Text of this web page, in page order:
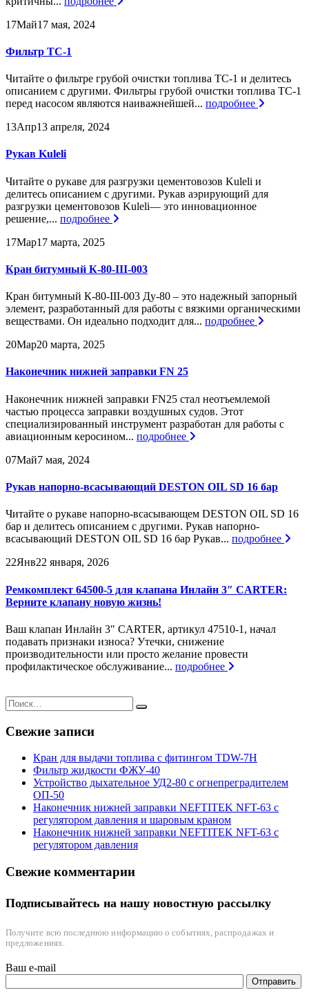
17Май17 мая, 2024
Фильтр ТС-1
Читайте о фильтре грубой очистки топлива ТС-1 и делитесь
описанием с другими. Фильтры грубой очистки топлива ТС-1
перед насосом являются наиважнейшей... подробнее
13Апр13 апреля, 2024
Рукав Kuleli
Читайте о рукаве для разгрузки цементовозов Kuleli и
делитесь описанием с другими. Рукав аэрирующий для
разгрузки цементовозов Kuleli— это инновационное
решение,... подробнее
17Мар17 марта, 2025
Кран битумный К-80-III-003
Кран битумный К-80-III-003 Ду-80 – это надежный запорный
элемент, разработанный для работы с вязкими органическими
веществами. Он идеально подходит для... подробнее
20Мар20 марта, 2025
Наконечник нижней заправки FN 25
Наконечник нижней заправки FN25 стал неотъемлемой
частью процесса заправки воздушных судов. Этот
специализированный инструмент разработан для работы с
авиационным керосином... подробнее
07Май7 мая, 2024
Рукав напорно-всасывающий DESTON OIL SD 16 бар
Читайте о рукаве напорно-всасывающем DESTON OIL SD 16
бар и делитесь описанием с другими. Рукав напорно-
всасывающий DESTON OIL SD 16 бар Рукав... подробнее
22Янв22 января, 2026
Ремкомплект 64500-5 для клапана Инлайн 3″ CARTER:
Верните клапану новую жизнь!
Ваш клапан Инлайн 3″ CARTER, артикул 47510-1, начал
подавать признаки износа? Утечки, снижение
производительности или просто желание провести
профилактическое обслуживание... подробнее
Свежие записи
Кран для выдачи топлива с фитингом TDW-7H
Фильтр жидкости ФЖУ-40
Устройство дыхательное УД2-80 с огнепреградителем
ОП-50
Наконечник нижней заправки NEFTITEK NFT-63 с
регулятором давления и шаровым краном
Наконечник нижней заправки NEFTITEK NFT-63 с
регулятором давления
Свежие комментарии
Подписывайтесь на нашу новостную рассылку
Получите всю последнюю информацию о событиях, распродажах и
предложениях.
Ваш e-mail